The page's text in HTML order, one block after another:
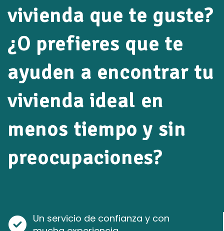
vivienda que te guste?
¿O prefieres que te
ayuden a encontrar tu
vivienda ideal en
menos tiempo y sin
preocupaciones?
Un servicio de confianza y con